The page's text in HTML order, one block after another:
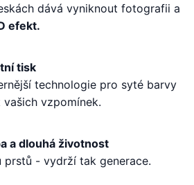
dává vyniknout fotografii a
efekt.
tisk
technologie pro syté barvy
vzpomínek.
a dlouhá životnost
- vydrží tak generace.